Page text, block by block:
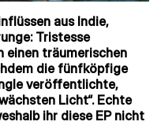
aus Indie,
Tristesse
einen träumerischen
die fünfköpfige
veröffentlichte,
Licht“. Echte
ihr diese EP nicht